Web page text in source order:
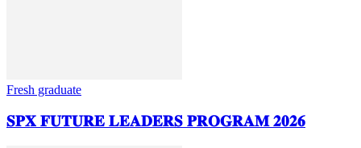
Fresh graduate
𝐒𝐏𝐗 𝐅𝐔𝐓𝐔𝐑𝐄 𝐋𝐄𝐀𝐃𝐄𝐑𝐒 𝐏𝐑𝐎𝐆𝐑𝐀𝐌 𝟐𝟎𝟐𝟔